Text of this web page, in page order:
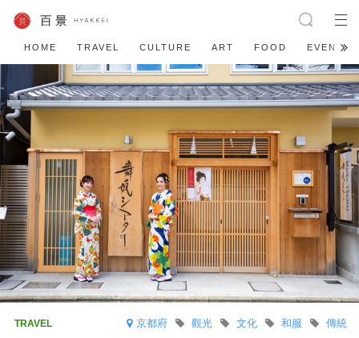
HOME TRAVEL CULTURE ART FOOD EVENT
京都府 傳統
和服
文化
觀光